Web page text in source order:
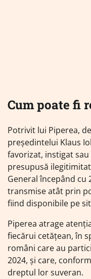
Cum poate fi
Potrivit lui Piperea,
președintelui Klaus
favorizat, instigat
presupusă
General începând cu
transmise atât prin
fiind disponibile pe
Piperea atrage
fiecărui cetățean, în
români care au
2024, și care,
dreptul lor suveran.